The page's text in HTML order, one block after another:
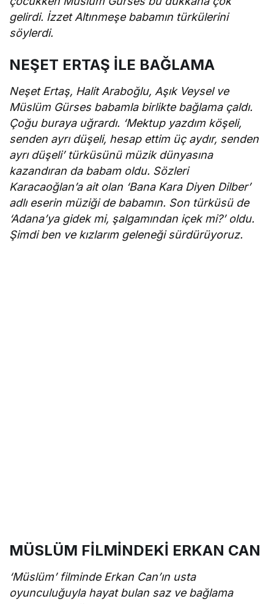
gelirdi. İzzet Altınmeşe babamın türkülerini
söylerdi.
NEŞET ERTAŞ İLE BAĞLAMA
Neşet Ertaş, Halit Araboğlu, Aşık Veysel ve
Müslüm Gürses babamla birlikte bağlama çaldı.
Çoğu buraya uğrardı. ‘Mektup yazdım köşeli,
senden ayrı düşeli, hesap ettim üç aydır, senden
ayrı düşeli’ türküsünü müzik dünyasına
kazandıran da babam oldu. Sözleri
Karacaoğlan’a ait olan ‘Bana Kara Diyen Dilber’
adlı eserin müziği de babamın. Son türküsü de
‘Adana’ya gidek mi, şalgamından içek mi?’ oldu.
Şimdi ben ve kızlarım geleneği sürdürüyoruz.
MÜSLÜM FİLMİNDEKİ ERKAN CAN
‘Müslüm’ filminde Erkan Can’ın usta
oyunculuğuyla hayat bulan saz ve bağlama